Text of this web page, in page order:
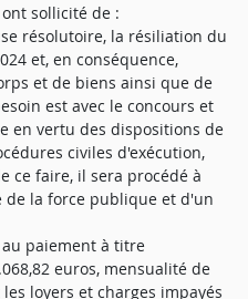
sollicité de :
résolutoire, la résiliation du
et, en conséquence,
et de biens ainsi que de
est avec le concours et
en vertu des dispositions de
civiles d'exécution,
ce faire, il sera procédé à
de la force publique et d'un
paiement à titre
euros, mensualité de
loyers et charges impayés